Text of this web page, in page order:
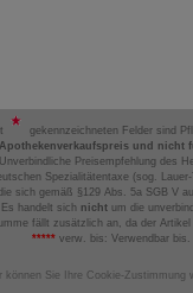
gekennzeichneten Felder sind
und nicht
Preisempfehlung des
Spezialitätentaxe (sog.
sich gemäß §129 Abs. 5a SGB V
handelt sich nicht um die
fällt zusätzlich an, da der
***** verw. bis: Verwendbar bis.
können Sie Ihre Cookie-Zustimmung